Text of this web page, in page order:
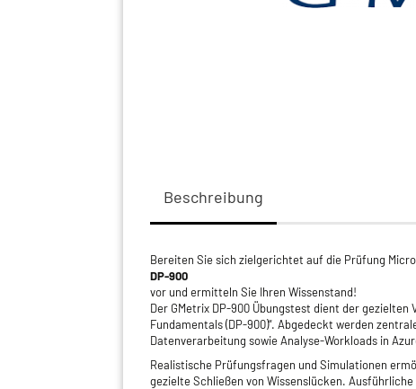
Beschreibung
Bereiten Sie sich zielgerichtet auf die Prüfung
DP-900
vor und ermitteln Sie Ihren Wissenstand!
Der GMetrix DP-900 Übungstest dient der
Fundamentals (DP-900)“. Abgedeckt werden
Datenverarbeitung sowie Analyse-Workloads in
Realistische Prüfungsfragen und Simulationen
gezielte Schließen von Wissenslücken.